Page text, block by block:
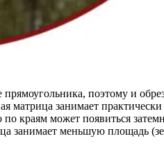
поэтому и
занимает практически
краям может появиться
занимает меньшую площадь